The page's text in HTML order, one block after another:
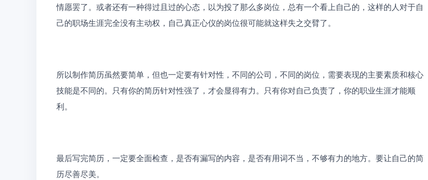
情愿罢了。或者还有一种得过且过的心态，以为投了那么多岗位，总有一个看上自己的，这样的人对于自
己的职场生涯完全没有主动权，自己真正心仪的岗位很可能就这样失之交臂了。
所以制作简历虽然要简单，但也一定要有针对性，不同的公司，不同的岗位，需要表现的主要素质和核心
技能是不同的。只有你的简历针对性强了，才会显得有力。只有你对自己负责了，你的职业生涯才能顺
利。
最后写完简历，一定要全面检查，是否有漏写的内容，是否有用词不当，不够有力的地方。要让自己的简
历尽善尽美。